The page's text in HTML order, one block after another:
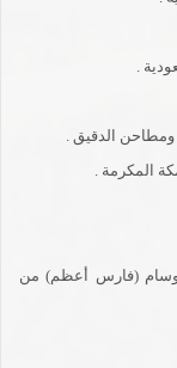
, وسام (فارس أعظم) من